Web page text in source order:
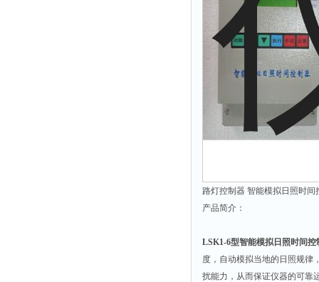
路灯控制器 智能模拟日照时
产品简介：
LSK1-6型智能模拟日照时间控
度，自动模拟当地的日照规律
扰能力，从而保证仪器的可靠